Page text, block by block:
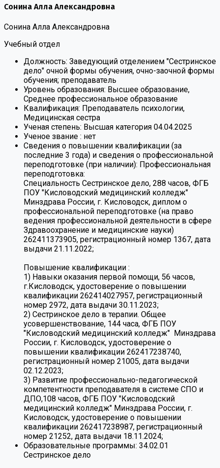
Сонина Алла Александровна
Сонина Алла Александровна
Учебный отдел
Должность: Заведующий отделением "Сестринское
дело" очной формы обучения, очно-заочной формы
обучения; преподаватель
Уровень образования: Высшее образование,
Среднее профессиональное образование
Квалификация: Преподаватель психологии,
Медицинская сестра
Ученая степень: Высшая категория 04.04.2025
Ученое звание : нет
Сведения о повышении квалификации (за
последние 3 года) и сведения о профессиональной
переподготовке (при наличии): Профессиональная
переподготовка:
Специальность Сестринское дело, 288 часов, ФГБ
ПОУ "Кисловодский медицинский колледж"
Минздрава России, г. Кисловодск, диплом о
профессиональной переподготовке (на право
ведения профессиональной деятельности в сфере
Здравоохранение и медицинские науки)
262411373905, регистрационный номер 1367, дата
выдачи 21.11.2022;
Повышение квалификации :
1) Навыки оказания первой помощи, 56 часов,
г.Кисловодск, удостоверение о повышении
квалификации 262414027957, регистрационный
номер 2972, дата выдачи 30.11.2023;
2) Сестринское дело в терапии. Общее
усовершенствование, 144 часа, ФГБ ПОУ
"Кисловодский медицинский колледж" Минздрава
России, г. Кисловодск, удостоверение о
повышении квалификации 262417238740,
регистрационный номер 21005, дата выдачи
02.12.2023;
3) Развитие профессионально-педагогической
компетентности преподавателя в системе СПО и
ДПО,108 часов, ФГБ ПОУ "Кисловодский
медицинский колледж" Минздрава России, г.
Кисловодск, удостоверение о повышении
квалификации 262417238987, регистрационный
номер 21252, дата выдачи 18.11.2024;
Образовательные программы: 34.02.01
Сестринское дело